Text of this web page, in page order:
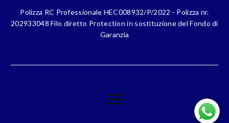
Polizza RC Professionale HEC008932/P/2022 - Polizza nr.
202933048 Filo diretto Protection in sostituzione del Fondo di
Garanzia